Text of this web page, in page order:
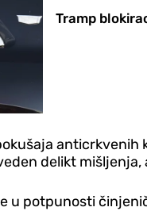
Tramp
delikt
u potpunosti